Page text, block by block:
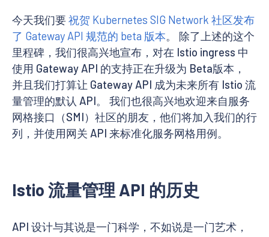
今天我们要祝贺 Kubernetes SIG Network 社区发布
了 Gateway API 规范的 beta 版本。 除了上述的这个
里程碑，我们很高兴地宣布，对在 Istio ingress 中
使用 Gateway API 的支持正在升级为 Beta版本，
并且我们打算让 Gateway API 成为未来所有 Istio 流
量管理的默认 API。 我们也很高兴地欢迎来自服务
网格接口（SMI）社区的朋友，他们将加入我们的行
列，并使用网关 API 来标准化服务网格用例。
Istio 流量管理 API 的历史
API 设计与其说是一门科学，不如说是一门艺术，